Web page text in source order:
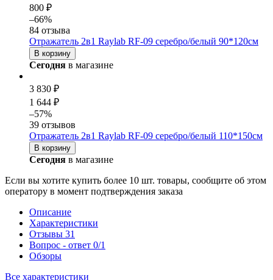
800 ₽
–66%
84 отзыва
Отражатель 2в1 Raylab RF-09 серебро/белый 90*120см
В корзину
Сегодня в магазине
3 830 ₽
1 644 ₽
–57%
39 отзывов
Отражатель 2в1 Raylab RF-09 серебро/белый 110*150см
В корзину
Сегодня в магазине
Если вы хотите купить более 10 шт. товары, сообщите об этом
оператору в момент подтверждения заказа
Описание
Характеристики
Отзывы 31
Вопрос - ответ 0/1
Обзоры
Все характеристики